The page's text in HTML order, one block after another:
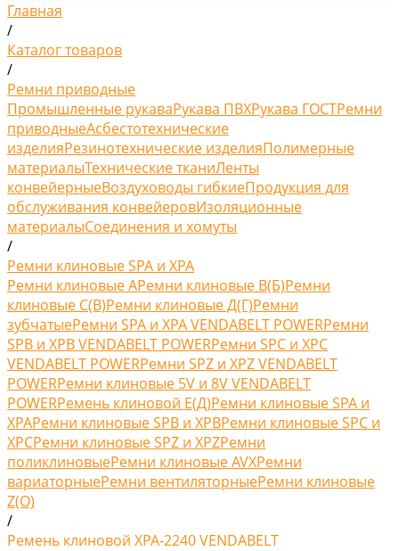
Главная
/
Каталог товаров
/
Ремни приводные
Промышленные рукаваРукава ПВХРукава ГОСТРемни
приводныеАсбестотехнические
изделияРезинотехнические изделияПолимерные
материалыТехнические тканиЛенты
конвейерныеВоздуховоды гибкиеПродукция для
обслуживания конвейеровИзоляционные
материалыСоединения и хомуты
/
Ремни клиновые SPA и XPA
Ремни клиновые AРемни клиновые В(Б)Ремни
клиновые С(B)Ремни клиновые Д(Г)Ремни
зубчатыеРемни SPA и XPA VENDABELT POWERРемни
SPB и XPB VENDABELT POWERРемни SPC и XPC
VENDABELT POWERРемни SPZ и XPZ VENDABELT
POWERРемни клиновые 5V и 8V VENDABELT
POWERРемень клиновой Е(Д)Ремни клиновые SPA и
XPAРемни клиновые SPB и XPBРемни клиновые SPC и
XPCРемни клиновые SPZ и XPZРемни
поликлиновыеРемни клиновые AVXРемни
вариаторныеРемни вентиляторныеРемни клиновые
Z(O)
/
Ремень клиновой XPA-2240 VENDABELT